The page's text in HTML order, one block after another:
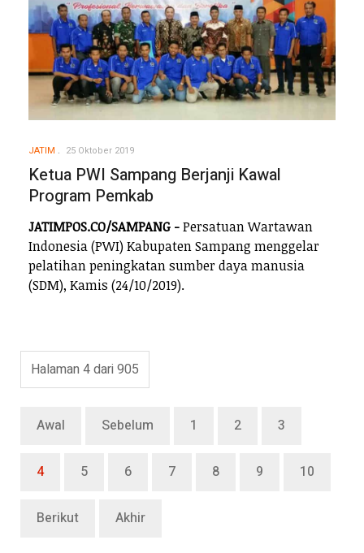
JATIM 25 Oktober 2019
Ketua PWI Sampang Berjanji Kawal
Program Pemkab
JATIMPOS.CO/SAMPANG -Persatuan Wartawan
Indonesia (PWI) Kabupaten Sampang menggelar
pelatihan peningkatan sumber daya manusia
(SDM), Kamis (24/10/2019).
Halaman 4 dari 905
Awal Sebelum 1 2 3
4 5 6 7 8 9 10
Berikut Akhir